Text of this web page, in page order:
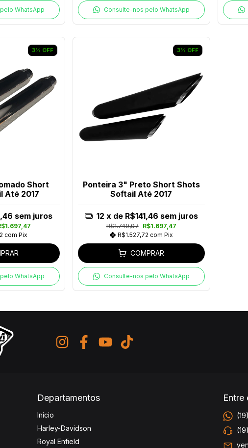
WhatsApp Consulte-nos pelo WhatsApp
3% OFF
Short
Até 2017
com Pix
sem juros
WhatsApp
3% OFF
Ponteira 3" Preto Short Shots
Softail Até 2017
R$1.749,97
R$1.697,47
R$1.527,72 com Pix
12 x de R$141,46 sem juros
COMPRAR
Consulte-nos pelo WhatsApp
Departamentos
Inicio
Harley-Davidson
Royal Enfield
Entre